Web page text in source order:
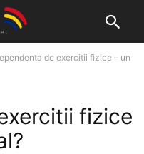
de exercitii fizice – un
fizice